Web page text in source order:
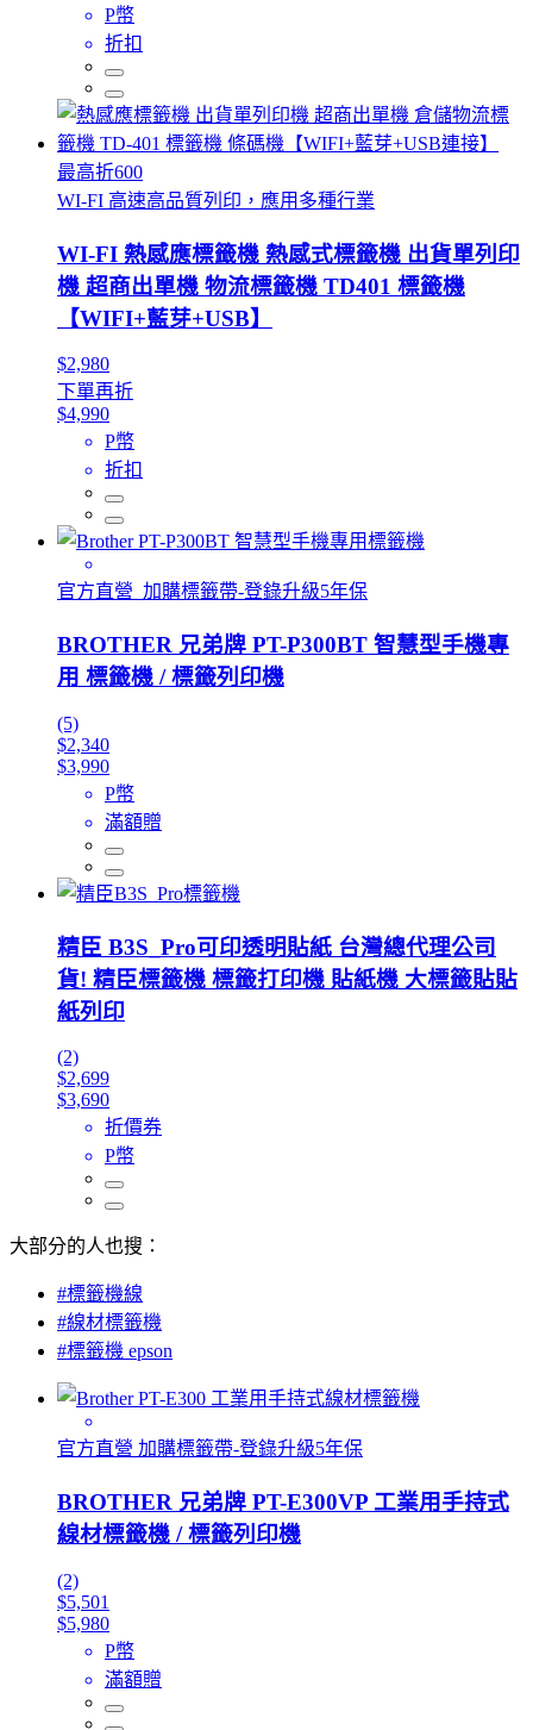
P幣
折扣
最高折600
WI-FI 高速高品質列印，應用多種行業
WI-FI 熱感應標籤機 熱感式標籤機 出貨單列印
機 超商出單機 物流標籤機 TD401 標籤機
【WIFI+藍芽+USB】
$2,980
下單再折
$4,990
P幣
折扣
官方直營_加購標籤帶-登錄升級5年保
BROTHER 兄弟牌 PT-P300BT 智慧型手機專
用 標籤機 / 標籤列印機
(5)
$2,340
$3,990
P幣
滿額贈
精臣 B3S_Pro可印透明貼紙 台灣總代理公司
貨! 精臣標籤機 標籤打印機 貼紙機 大標籤貼貼
紙列印
(2)
$2,699
$3,690
折價券
P幣
大部分的人也搜：
#標籤機線
#線材標籤機
#標籤機 epson
官方直營 加購標籤帶-登錄升級5年保
BROTHER 兄弟牌 PT-E300VP 工業用手持式
線材標籤機 / 標籤列印機
(2)
$5,501
$5,980
P幣
滿額贈